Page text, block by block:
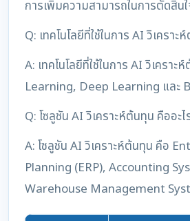
การเพิ่มความสามารถในการตัดสิน
Q: เทคโนโลยีที่ใช้ในการ AI วิเคราะ
A: เทคโนโลยีที่ใช้ในการ AI วิเครา
Learning, Deep Learning และ
Q: โซลูชัน AI วิเคราะห์ต้นทุน คืออะไ
A: โซลูชัน AI วิเคราะห์ต้นทุน คือ
Planning (ERP), Accounting
Warehouse Management